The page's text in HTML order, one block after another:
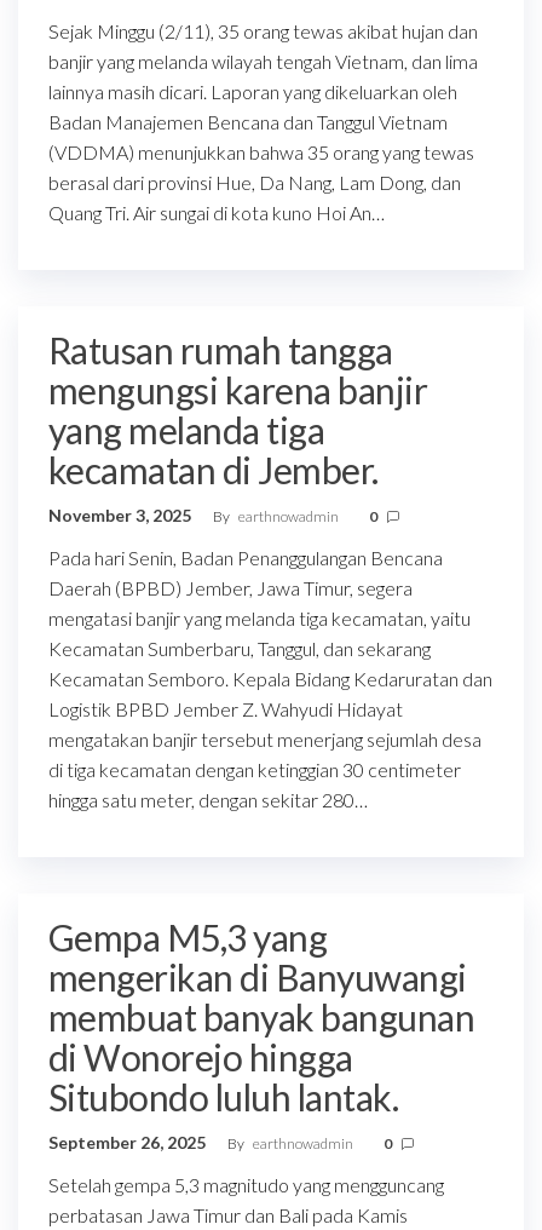
Sejak Minggu (2/11), 35 orang tewas akibat hujan dan
banjir yang melanda wilayah tengah Vietnam, dan lima
lainnya masih dicari. Laporan yang dikeluarkan oleh
Badan Manajemen Bencana dan Tanggul Vietnam
(VDDMA) menunjukkan bahwa 35 orang yang tewas
berasal dari provinsi Hue, Da Nang, Lam Dong, dan
Quang Tri. Air sungai di kota kuno Hoi An…
Ratusan rumah tangga
mengungsi karena banjir
yang melanda tiga
kecamatan di Jember.
November 3, 2025 By earthnowadmin 0
Pada hari Senin, Badan Penanggulangan Bencana
Daerah (BPBD) Jember, Jawa Timur, segera
mengatasi banjir yang melanda tiga kecamatan, yaitu
Kecamatan Sumberbaru, Tanggul, dan sekarang
Kecamatan Semboro. Kepala Bidang Kedaruratan dan
Logistik BPBD Jember Z. Wahyudi Hidayat
mengatakan banjir tersebut menerjang sejumlah desa
di tiga kecamatan dengan ketinggian 30 centimeter
hingga satu meter, dengan sekitar 280…
Gempa M5,3 yang
mengerikan di Banyuwangi
membuat banyak bangunan
di Wonorejo hingga
Situbondo luluh lantak.
September 26, 2025 By earthnowadmin 0
Setelah gempa 5,3 magnitudo yang mengguncang
perbatasan Jawa Timur dan Bali pada Kamis